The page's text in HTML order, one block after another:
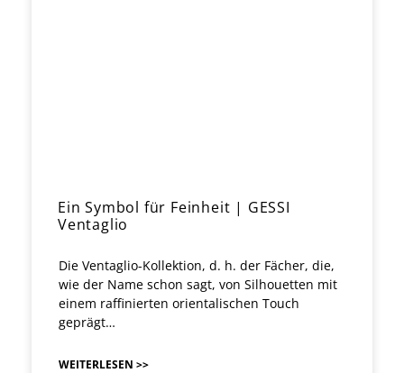
Ein Symbol für Feinheit | GESSI
Ventaglio
Die Ventaglio-Kollektion, d. h. der Fächer, die,
wie der Name schon sagt, von Silhouetten mit
einem raffinierten orientalischen Touch
geprägt…
WEITERLESEN >>